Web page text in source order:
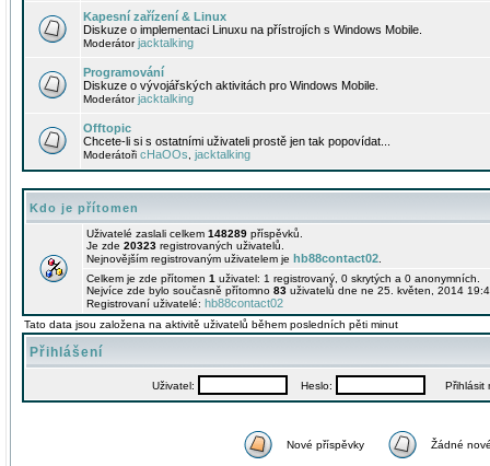
Kapesní zařízení & Linux
Diskuze o implementaci Linuxu na přístrojích s Windows Mobile.
Moderátorjacktalking
Programování
Diskuze o vývojářských aktivitách pro Windows Mobile.
Moderátorjacktalking
Offtopic
Chcete-li si s ostatními uživateli prostě jen tak popovídat...
Moderátoři cHaOOs jacktalking
Kdo je přítomen
Uživatelé zaslali celkem 148289 příspěvků.
Je zde 20323 registrovaných uživatelů.
Nejnovějším registrovaným uživatelem je hb88contact02
Celkem je zde přítomen 1 uživatel: 1 registrovaný, 0 skrytých a 0
Nejvíce zde bylo současně přítomno 83 uživatelů dne ne 25. květen, 2014
Registrovaní uživatelé: hb88contact02
Tato data jsou založena na aktivitě uživatelů během posledních pěti minut
Přihlášení
Uživatel: Heslo: Přihlásit
Nové příspěvky Žádné